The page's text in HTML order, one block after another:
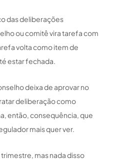
das deliberações
ou comitê vira tarefa com
volta como item de
estar fechada.
deixa de aprovar no
deliberação como
então, consequência, que
mais quer ver.
mas nada disso